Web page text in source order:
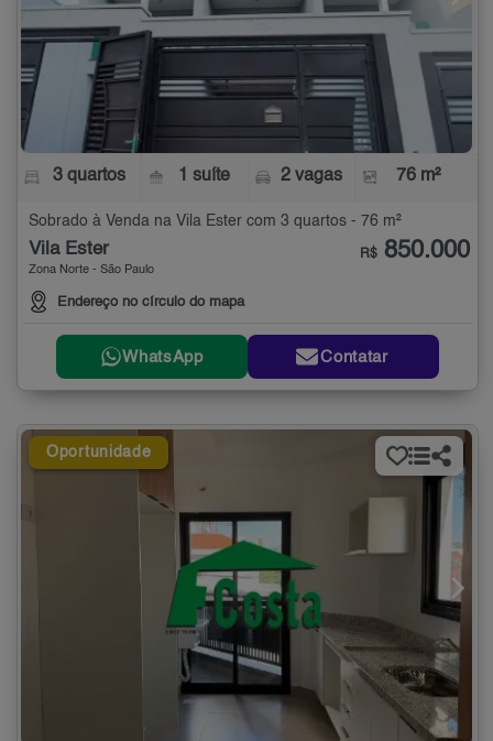
3 quartos 1 suíte 2 vagas 76 m²
Sobrado à Venda na Vila Ester com 3 quartos - 76 m²
Vila Ester
Zona Norte - São Paulo
Endereço no círculo do mapa
R$ 850.000
WhatsApp Contatar
Oportunidade